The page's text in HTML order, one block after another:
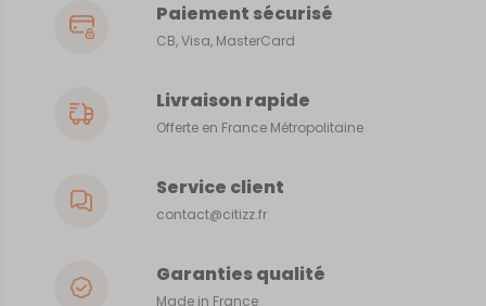
Paiement sécurisé
CB, Visa, MasterCard
Livraison rapide
Offerte en France Métropolitaine
Service client
contact@citizz.fr
Garanties qualité
Made in France